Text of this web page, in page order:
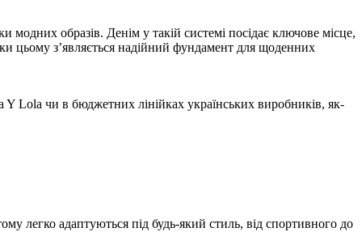
образів. Денім у такій системі посідає ключове місце,
цьому з’являється надійний фундамент для щоденних
Lola чи в бюджетних лінійках українських виробників, як-
легко адаптуються під будь-який стиль, від спортивного до